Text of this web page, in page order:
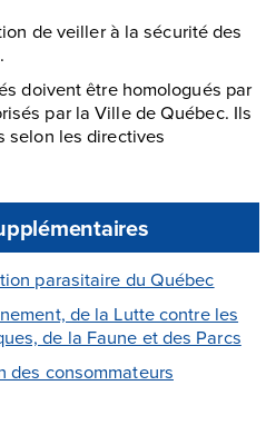
de veiller à la sécurité des
doivent être homologués par
par la Ville de Québec. Ils
selon les directives
parasitaire du Québec
de la Lutte contre les
de la Faune et des Parcs
des consommateurs